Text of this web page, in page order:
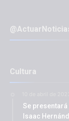
Cultura
Se
Isaac